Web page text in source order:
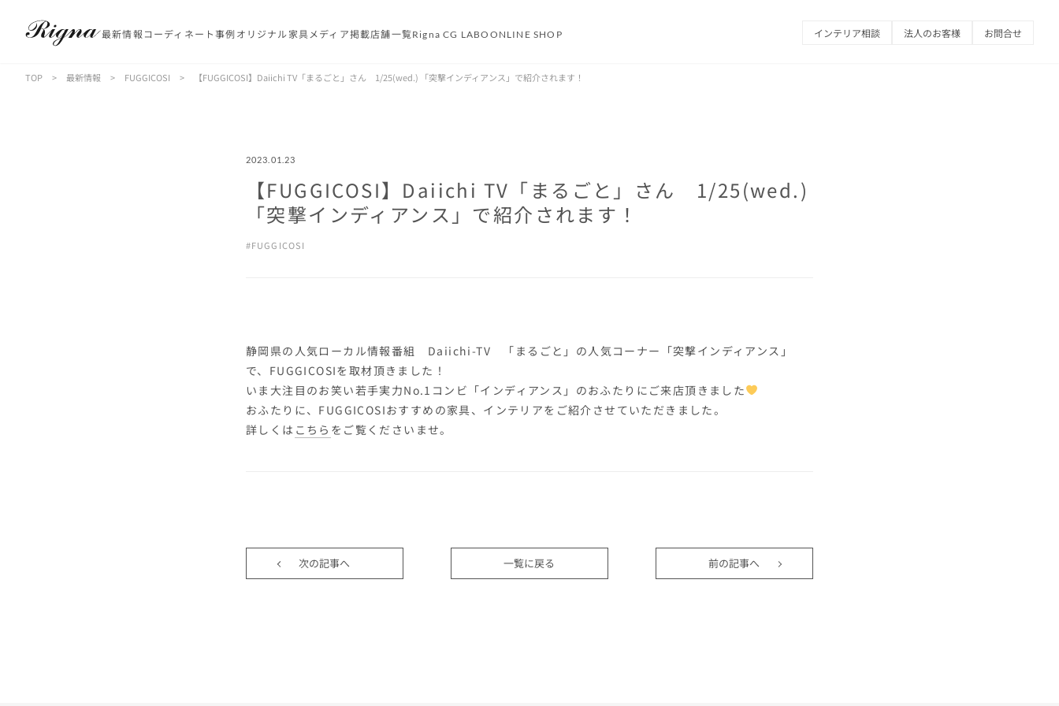
最新情報 コーディネート事例オリジナル家具 メディア掲載店舗一覧Rigna CG LABO ONLINE SHOP インテリア相談 法人のお客様 お問合せ
TOP > 最新情報 > FUGGICOSI > 【FUGGICOSI】Daiichi TV「まるごと」さん 1/25(wed.) 「突撃インディアンス」で紹介されます！
2023.01.23
【FUGGICOSI】Daiichi TV「まるごと」さん 1/25(wed.)
「突撃インディアンス」で紹介されます！
FUGGICOSI
静岡県の人気ローカル情報番組 Daiichi-TV 「まるごと」の人気コーナー「突撃インディアンス」
で、FUGGICOSIを取材頂きました！
いま大注目のお笑い若手実力No.1コンビ「インディアンス」のおふたりにご来店頂きました
おふたりに、FUGGICOSIおすすめの家具、インテリアをご紹介させていただきました。
詳しくは こちら をご覧くださいませ。
次の記事へ 一覧に戻る 前の記事へ